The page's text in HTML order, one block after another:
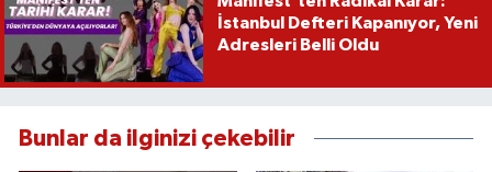
İstanbul Defteri Kapanıyor, Yeni
Adresleri Belli Oldu
Bunlar da ilginizi çekebilir